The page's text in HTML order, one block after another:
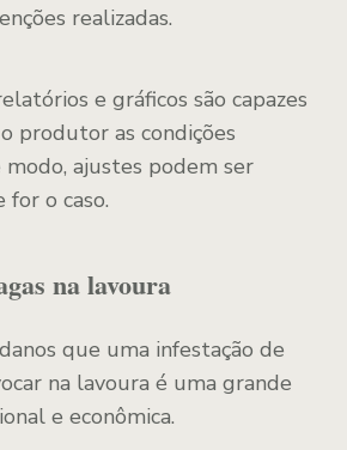
realizadas.
e gráficos são capazes
produtor as condições
modo, ajustes podem ser
for o caso.
na lavoura
que uma infestação de
na lavoura é uma grande
e econômica.